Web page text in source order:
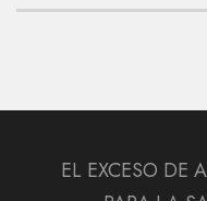
EL EXCESO DE